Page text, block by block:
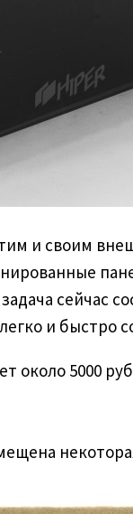
и своим
сейчас
и быстро
около 5000